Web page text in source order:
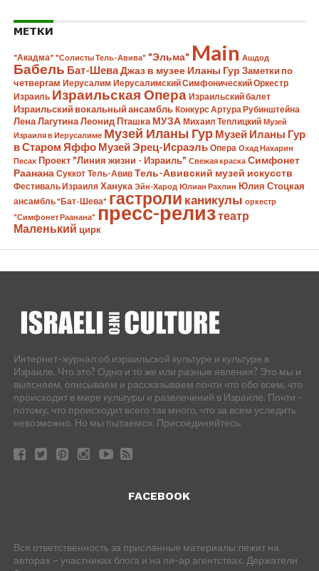
МЕТКИ
"Акадма" "Солисты Тель-Авива" "Эльма" Main Ашдод
Бабель Бат-ШеваДжаз в музее Иланы Гур Заметки по
четвергам Иерусалим Иерусалимский Симфонический Оркестр
Израиль Израильская Опера Израильский балет
Израильский вокальный ансамбль Конкурс Артура Рубинштейна
Лена Лагутина Леонид Пташка МУЗА Михаил Теплицкий Музей
Израиля в Иерусалиме Музей Иланы Гур Музей Иланы Гур
в Старом Яффо Музей Эрец-Исраэль Опера Охад Нахарин
Песах Проект "Линия жизни - Израиль" Свежая краска Симфонет
Раанана Суккот Тель-Авив Тель-Авивский музей искусств
Фестиваль Израиля Ханука Эйн-Харод Юлиан Рахлин Юлия Стоцкая
ансамбль "Бат-Шева" гастроли каникулы оркестр
"Симфонет Раанана" пресс-релизтеатр
Маленький цирк
Интернет-журнал об израильской культуре и культуре в
Израиле. Что это? Одно и то же или разные явления? Это мы и
выясняем, описываем и рассказываем почти что обо всем, что
происходит в мире культуры и развлечений в Израиле. Почти -
потому, что происходит всего так много, что за всем уследить
невозможно. Но мы пытаемся. Присоединяйтесь.
FACEBOOK
Вся ответственность за присланные материалы лежит на
авторах – участниках блога и на пи-ар агентствах. Держатели